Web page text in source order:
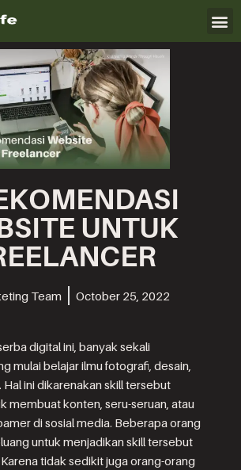
UNTUK
Team October 25, 2022
digital ini, banyak sekali
mulai belajar ilmu fotografi, desain,
ini dikarenakan skill tersebut
membuat konten, seru-seruan, atau
di sosial media. Beberapa orang
untuk menjadikan skill tersebut
tidak sedikit juga orang-orang